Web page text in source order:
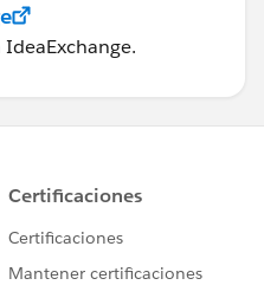
IdeaExchange.